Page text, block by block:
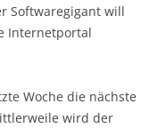
Softwaregigant will
Internetportal
Woche die nächste
wird der